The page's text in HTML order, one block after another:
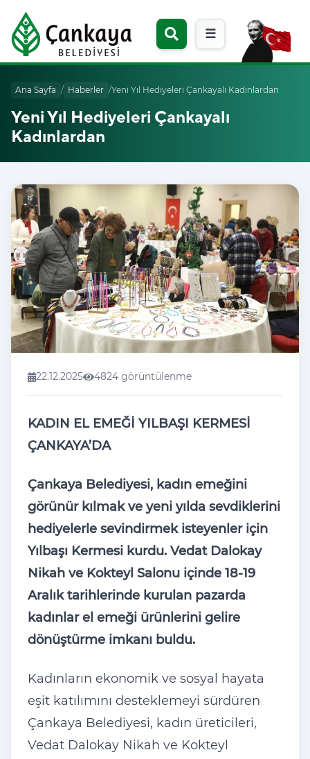
☰
Ana Sayfa / Haberler /Yeni Yıl Hediyeleri Çankayalı Kadınlardan
Yeni Yıl Hediyeleri Çankayalı
Kadınlardan
22.12.2025 4824 görüntülenme
KADIN EL EMEĞİ YILBAŞI KERMESİ
ÇANKAYA’DA
Çankaya Belediyesi, kadın emeğini
görünür kılmak ve yeni yılda sevdiklerini
hediyelerle sevindirmek isteyenler için
Yılbaşı Kermesi kurdu. Vedat Dalokay
Nikah ve Kokteyl Salonu içinde 18-19
Aral ık tarihlerinde kurulan pazarda
kadınlar el emeği ürünlerini gelire
dönüştürme imkanı buldu.
Kadınların ekonomik ve sosyal hayata
eşit katılımını desteklemeyi sürdüren
Çankaya Belediyesi, kadın üreticileri,
Vedat Dalokay Nikah ve Kokteyl